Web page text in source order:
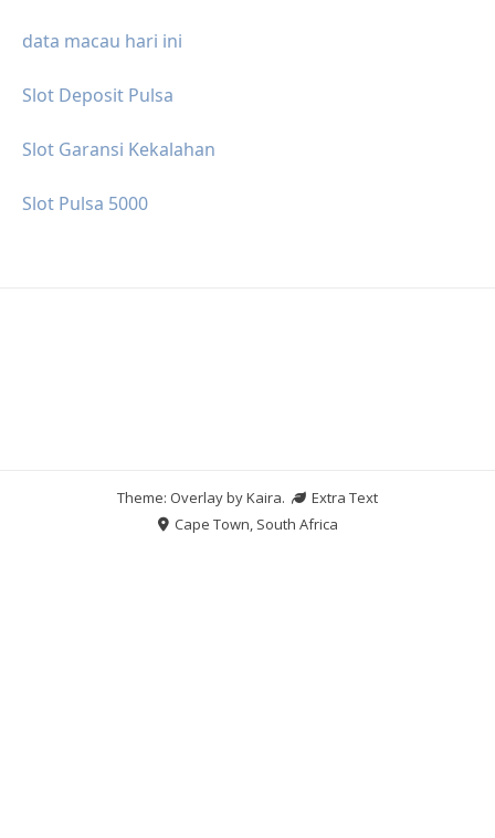
data macau hari ini
Slot Deposit Pulsa
Slot Garansi Kekalahan
Slot Pulsa 5000
Theme: Overlay byKaira.
Extra Text
Cape Town, South Africa